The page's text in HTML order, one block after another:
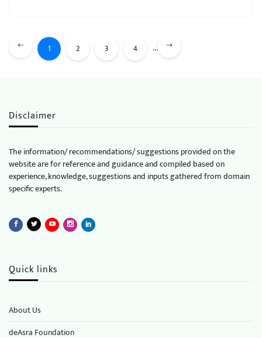
1 2 3 4 ...
Disclaimer
The information/ recommendations/ suggestions provided on the
website are for reference and guidance and compiled based on
experience, knowledge, suggestions and inputs gathered from domain
specific experts.
Quick links
About Us
deAsra Foundation